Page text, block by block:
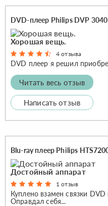
DVD-плеер Philips DVP 3040
Хорошая вещь.
4 отзыва
DVD плеер я решил
Читать весь отзыв
Написать отзыв
Blu-ray плеер Philips
Достойный аппарат
1 отзыв
Куплено взамен связки
Оправдал себя...